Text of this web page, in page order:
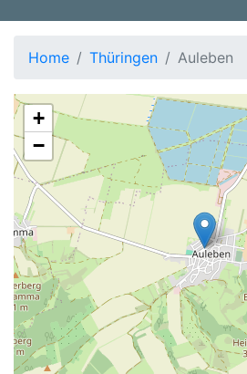
Home Thüringen Auleben
+
−